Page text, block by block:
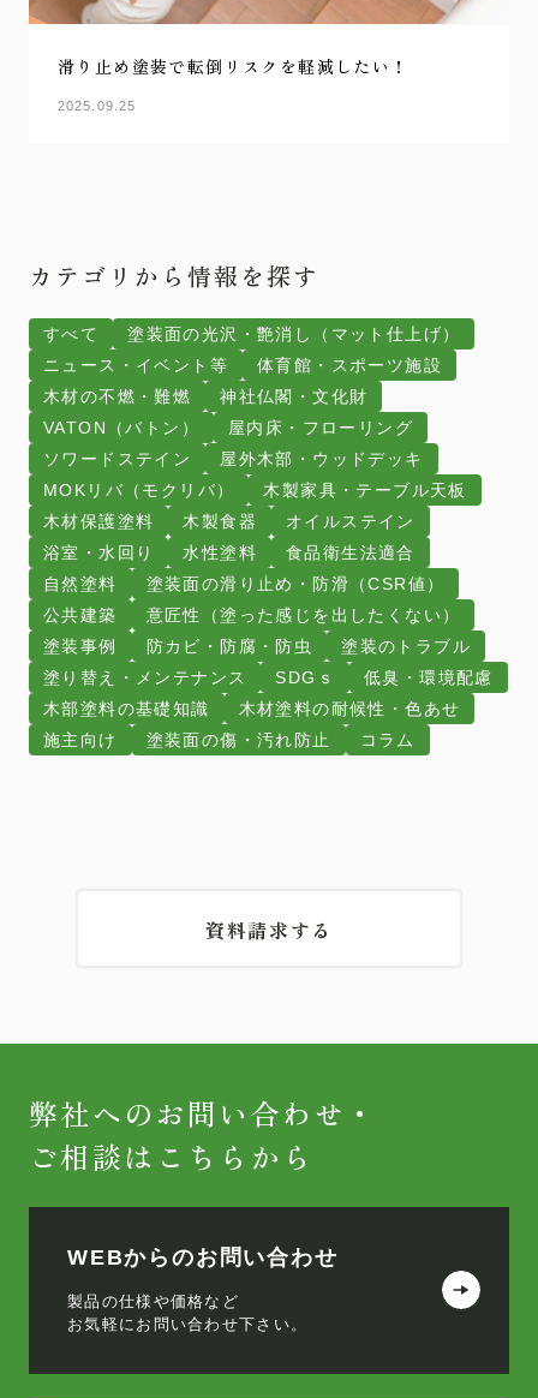
滑り止め塗装で転倒リスクを軽減したい！
2025.09.25
カテゴリから情報を探す
すべて
塗装面の光沢・艶消し（マット仕上げ）
ニュース・イベント等
体育館・スポーツ施設
木材の不燃・難燃
神社仏閣・文化財
VATON（バトン）
屋内床・フローリング
ソワードステイン
屋外木部・ウッドデッキ
MOKリバ（モクリバ）
木製家具・テーブル天板
木材保護塗料
木製食器
オイルステイン
浴室・水回り
水性塗料
食品衛生法適合
自然塗料
塗装面の滑り止め・防滑（CSR値）
公共建築
意匠性（塗った感じを出したくない）
塗装事例
防カビ・防腐・防虫
塗装のトラブル
塗り替え・メンテナンス
SDGｓ
低臭・環境配慮
木部塗料の基礎知識
木材塗料の耐候性・色あせ
施主向け
塗装面の傷・汚れ防止 コラム
資料請求する
弊社へのお問い合わせ・
ご相談はこちらから
WEBからのお問い合わせ
製品の仕様や価格など
お気軽にお問い合わせ下さい。